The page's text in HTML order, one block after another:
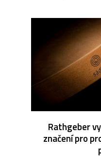
Rathgeber
značení pro